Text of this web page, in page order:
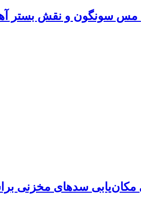
سونگون و نقش بستر
سدهای مخزنی